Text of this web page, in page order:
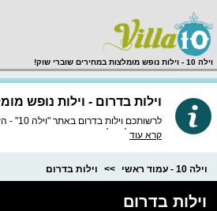
וילה 10 - וילות נופש מומלצות במחירים שוברי שוק!
וילות בדרום - וילות נופש
לרשותכם
באתר שלנו וילות נופש איכותיות
קרא עוד
וילה 10 - עמוד ראשי וילות בדרום
וילות בדרום